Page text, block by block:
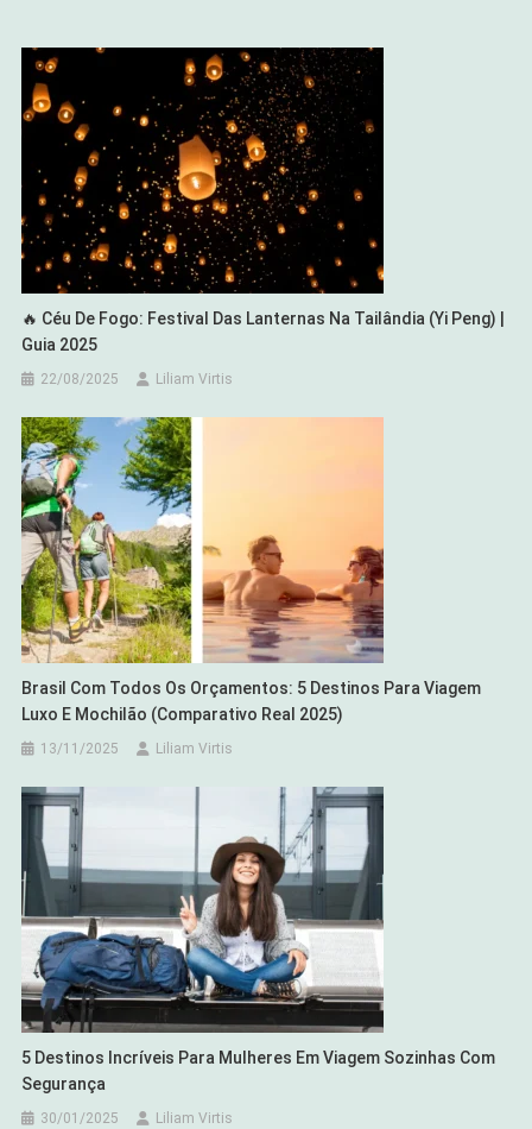
🔥 Céu De Fogo: Festival Das Lanternas Na Tailândia (Yi Peng) |
Guia 2025
22/08/2025 Liliam Virtis
Brasil Com Todos Os Orçamentos: 5 Destinos Para Viagem
Luxo E Mochilão (Comparativo Real 2025)
13/11/2025 Liliam Virtis
5 Destinos Incríveis Para Mulheres Em Viagem Sozinhas Com
Segurança
30/01/2025 Liliam Virtis